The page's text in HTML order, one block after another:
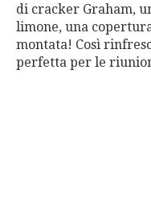
di cracker Graham,
limone, una
montata! Così
perfetta per le